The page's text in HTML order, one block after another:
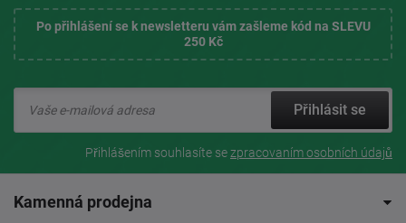
Po přihlášení se k newsletteru vám zašleme kód na SLEVU
250 Kč
Přihlásit se
Přihlášením souhlasíte sezpracovaním osobních údajů
Kamenná prodejna